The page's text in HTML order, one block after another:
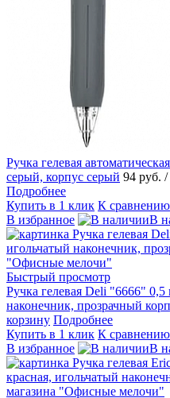
Ручка гелевая
серый, корпус серый 94 руб.
Подробнее
Купить в 1 клик К сравнению
В избранное
В
Быстрый просмотр
Ручка гелевая Deli "6666"
наконечник, прозрачный
корзину Подробнее
Купить в 1 клик К сравнению
В избранное
В